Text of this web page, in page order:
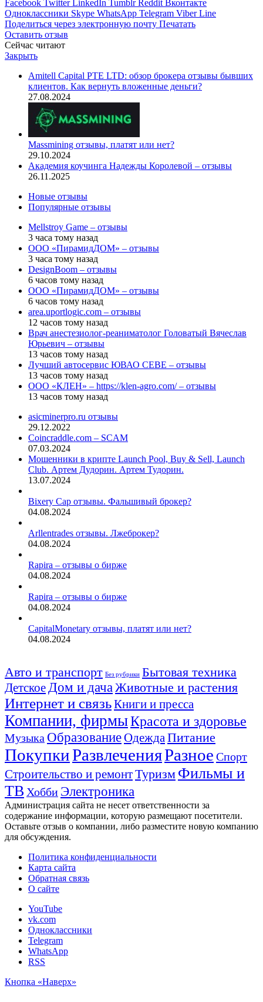
Facebook Twitter LinkedIn Tumblr Reddit Вконтакте
Одноклассники Skype WhatsApp Telegram Viber Line
Поделиться через электронную почту Печатать
Оставить отзыв
Сейчас читают
Закрыть
Amitell Capital PTE LTD: обзор брокера отзывы бывших
клиентов. Как вернуть вложенные деньги?
27.08.2024
Massmining отзывы, платят или нет?
29.10.2024
Академия коучинга Надежды Королевой – отзывы
26.11.2025
Новые отзывы
Популярные отзывы
Mellstroy Game – отзывы
3 часа тому назад
ООО «ПирамидДОМ» – отзывы
3 часа тому назад
DesignBoom – отзывы
6 часов тому назад
ООО «ПирамидДОМ» – отзывы
6 часов тому назад
area.uportlogic.com – отзывы
12 часов тому назад
Врач анестезиолог-реаниматолог Головатый Вячеслав
Юрьевич – отзывы
13 часов тому назад
Лучший автосервис ЮВАО CEBE – отзывы
13 часов тому назад
ООО «КЛЕН» – https://klen-agro.com/ – отзывы
13 часов тому назад
asicminerpro.ru отзывы
29.12.2022
Coincraddle.com – SCAM
07.03.2024
Мошенники в крипте Launch Pool, Buy & Sell, Launch
Club. Артем Дудорин. Артем Тудорин.
13.07.2024
Bixery Cap отзывы. Фальшивый брокер?
04.08.2024
Arllentrades отзывы. Лжеброкер?
04.08.2024
Rapira – отзывы о бирже
04.08.2024
Rapira – отзывы о бирже
04.08.2024
CapitalMonetary отзывы, платят или нет?
04.08.2024
Авто и транспорт Без рубрики Бытовая техника
Детское Дом и дача Животные и растения
Интернет и связьКниги и пресса
Компании, фирмыКрасота и здоровье
Музыка ОбразованиеОдежда Питание
ПокупкиРазвлеченияРазное Спорт
Строительство и ремонтТуризм Фильмы и
ТВ Хобби Электроника
Администрация сайта не несет ответственности за
содержание информации, которую размещают посетители.
Оставьте отзыв о компании, либо разместите новую компанию
для обсуждения.
Политика конфиденциальности
Карта сайта
Обратная связь
О сайте
YouTube
vk.com
Одноклассники
Telegram
WhatsApp
RSS
Кнопка «Наверх»